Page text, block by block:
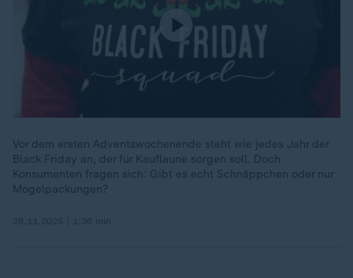
Vor dem ersten Adventswochenende steht wie jedes Jahr der
Black Friday an, der für Kauflaune sorgen soll. Doch
Konsumenten fragen sich: Gibt es echt Schnäppchen oder nur
Mogelpackungen?